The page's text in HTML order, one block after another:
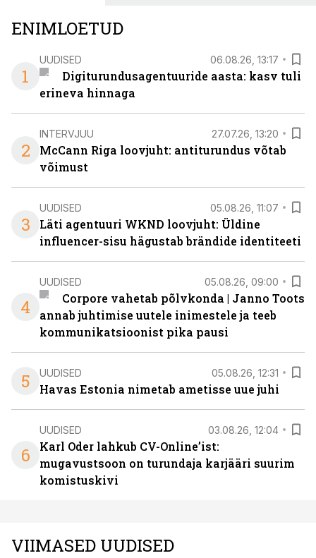
ENIMLOETUD
1
UUDISED 06.08.26, 13:17
Digiturundusagentuuride aasta: kasv tuli
erineva hinnaga
2
INTERVJUU 27.07.26, 13:20
McCann Riga loovjuht: antiturundus võtab
võimust
3
UUDISED 05.08.26, 11:07
Läti agentuuri WKND loovjuht: Üldine
influencer-sisu hägustab brändide identiteeti
4
UUDISED 05.08.26, 09:00
Corpore vahetab põlvkonda | Janno Toots
annab juhtimise uutele inimestele ja teeb
kommunikatsioonist pika pausi
5 UUDISED 05.08.26, 12:31
Havas Estonia nimetab ametisse uue juhi
6
UUDISED 03.08.26, 12:04
Karl Oder lahkub CV-Online’ist:
mugavustsoon on turundaja karjääri suurim
komistuskivi
VIIMASED UUDISED